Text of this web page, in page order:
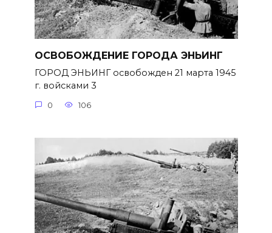
ОСВОБОЖДЕНИЕ ГОРОДА ЭНЬИНГ
ГОРОД ЭНЬИНГ освобожден 21 марта 1945
г. войсками 3
0 106